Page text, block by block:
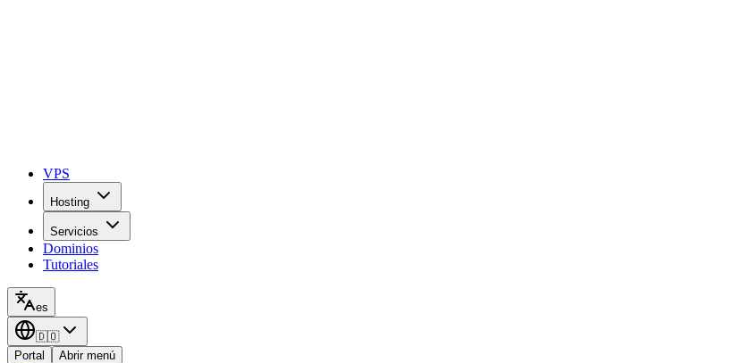
VPS
Hosting
Servicios
Dominios
Tutoriales
es
🇩🇴
Portal
Abrir menú